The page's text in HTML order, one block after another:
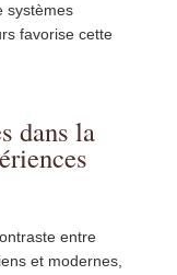
systèmes
favorise cette
dans la
entre
et modernes,